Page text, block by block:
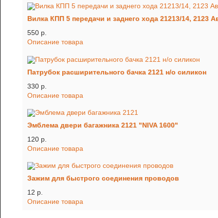
Вилка КПП 5 передачи и заднего хода 21213/14, 2123
550 p.
Описание товара
Патрубок расширительного бачка 2121 н/о силикон
330 p.
Описание товара
Эмблема двери багажника 2121 "NIVA 1600"
120 p.
Описание товара
Зажим для быстрого соединения проводов
12 p.
Описание товара